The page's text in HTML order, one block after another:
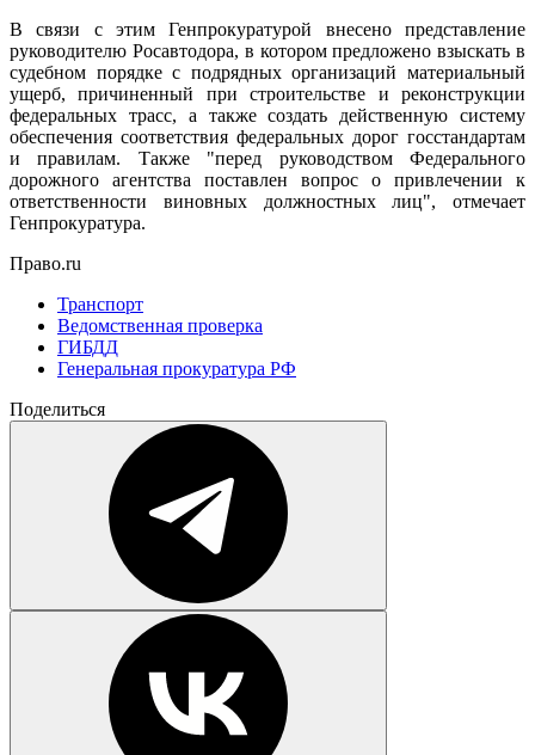
В связи с этим Генпрокуратурой внесено представление
руководителю Росавтодора, в котором предложено взыскать в
судебном порядке с подрядных организаций материальный
ущерб, причиненный при строительстве и реконструкции
федеральных трасс, а также создать действенную систему
обеспечения соответствия федеральных дорог госстандартам
и правилам. Также "перед руководством Федерального
дорожного агентства поставлен вопрос о привлечении к
ответственности виновных должностных лиц", отмечает
Генпрокуратура.
Право.ru
Транспорт
Ведомственная проверка
ГИБДД
Генеральная прокуратура РФ
Поделиться